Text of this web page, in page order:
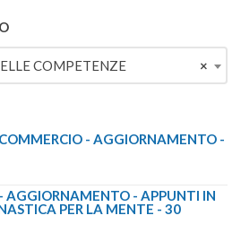
È:
€179.00.
×
COMPETENZE
- AGGIORNAMENTO -
AGGIORNAMENTO - APPUNTI IN
PER LA MENTE - 30